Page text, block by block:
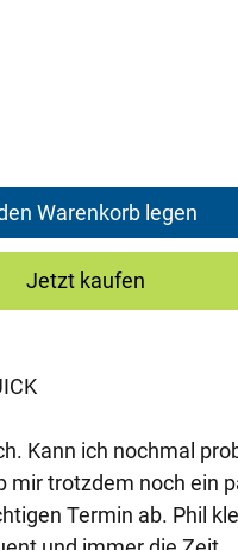
Warenkorb legen
Jetzt kaufen
Kann ich nochmal
mir trotzdem noch ein
Termin ab. Phil